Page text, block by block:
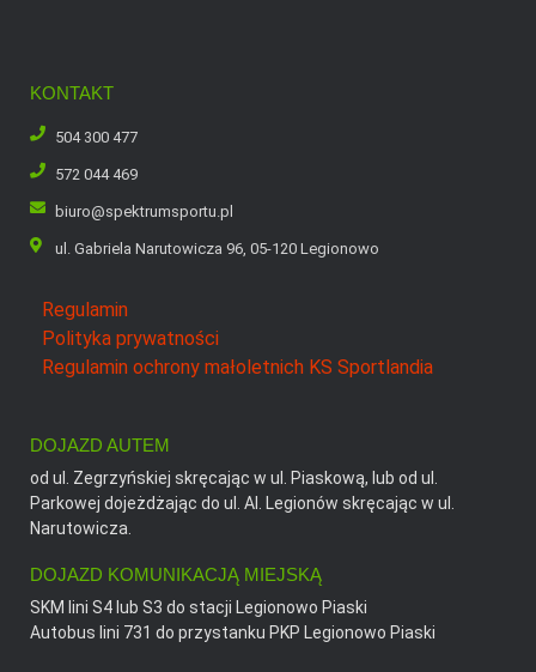
KONTAKT
504 300 477
572 044 469
biuro@spektrumsportu.pl
ul. Gabriela Narutowicza 96, 05-120 Legionowo
Regulamin
Polityka prywatności
Regulamin ochrony małoletnich KS Sportlandia
DOJAZD AUTEM
od ul. Zegrzyńskiej skręcając w ul. Piaskową, lub od ul.
Parkowej dojeżdżając do ul. Al. Legionów skręcając w ul.
Narutowicza.
DOJAZD KOMUNIKACJĄ MIEJSKĄ
SKM lini S4 lub S3 do stacji Legionowo Piaski
Autobus lini 731 do przystanku PKP Legionowo Piaski